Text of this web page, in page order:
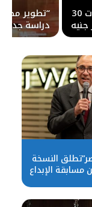
تطوير مصر تطلق مارينا سولت باستثمارات 30
بـ40 مليار جنيه دراسة
نمو و قيمة
النسخة
مسابقة الإبداع